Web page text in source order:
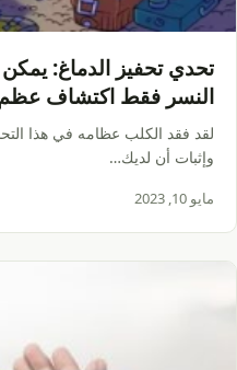
تحدي تحفيز الدماغ:
النسر فقط اكتشاف عظم
في 6 ثوانٍ!
لقد فقد الكلب عظامه في هذا
وإثبات أن لديك…
مايو 10, 2023